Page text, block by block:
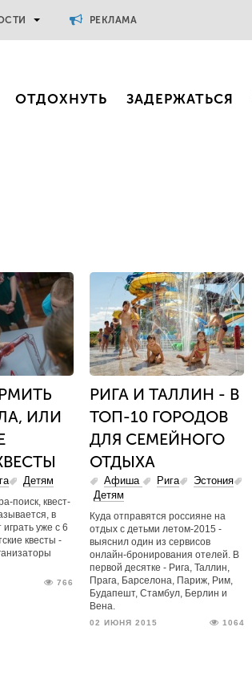
РЕКЛАМА
ОТДОХНУТЬ ЗАДЕРЖАТЬСЯ
ИЛИ
Детям
поиск, квест-
в
играть уже с 6
квесты -
766
РИГА И ТАЛЛИН - В
ТОП-10 ГОРОДОВ
ДЛЯ СЕМЕЙНОГО
ОТДЫХА
Афиша Рига
Эстония
Детям
Куда отправятся россияне на
отдых с детьми летом-2015 -
выяснил один из сервисов
онлайн-бронирования отелей. В
первой десятке - Рига, Таллин,
Прага, Барселона, Париж, Рим,
Будапешт, Стамбул, Берлин и
Вена.
02 ИЮНЯ 2015 1064